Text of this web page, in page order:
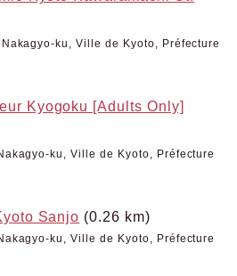
ku, Ville de Kyoto, Préfecture
Kyogoku [Adults Only]
ku, Ville de Kyoto, Préfecture
Sanjo (0.26 km)
ku, Ville de Kyoto, Préfecture